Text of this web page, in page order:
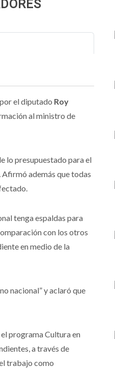
el diputado Roy
al ministro de
lo presupuestado para el
además que todas
tenga espaldas para
con los otros
en medio de la
nacional” y aclaró que
programa Cultura en
a través de
trabajo como